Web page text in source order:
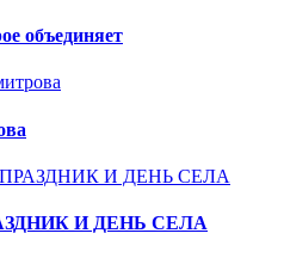
объединяет
И ДЕНЬ СЕЛА